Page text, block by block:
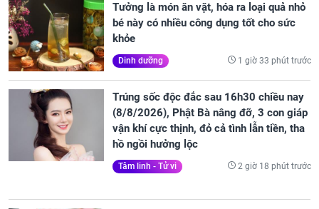
Tưởng là món ăn vặt, hóa ra loại quả nhỏ
bé này có nhiều công dụng tốt cho sức
khỏe
Dinh dưỡng 1 giờ 33 phút trước
Trúng sốc độc đắc sau 16h30 chiều nay
(8/8/2026), Phật Bà nâng đỡ, 3 con giáp
vận khí cực thịnh, đỏ cả tình lẫn tiền, tha
hồ ngồi hưởng lộc
Tâm linh - Tử vi 2 giờ 18 phút trước